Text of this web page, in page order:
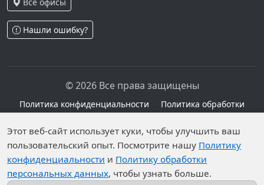
Все офисы
Нашли ошибку?
© 2026 Все права защищены
Политика конфиденциальности
Политика обработки
Персональные данные опубликованы на сайте при
наличии правовых оснований в соответствии с ч.1
ст.6 и ст.10.1 152-ФЗ. Субъектами установлены
запреты на обработку неограниченных кругом лиц
Этот веб-сайт использует куки, чтобы улучшить ваш
пользовательский опыт. Посмотрите нашу Политику
конфиденциальности и Политику обработки
персональных данных, чтобы узнать больше.